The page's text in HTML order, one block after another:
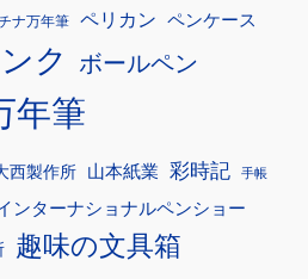
ナ万年筆 ペリカン ペンケース
ク ボールペン
年筆
西製作所 山本紙業 彩時記 手帳
ンターナショナルペンショー
趣味の文具箱